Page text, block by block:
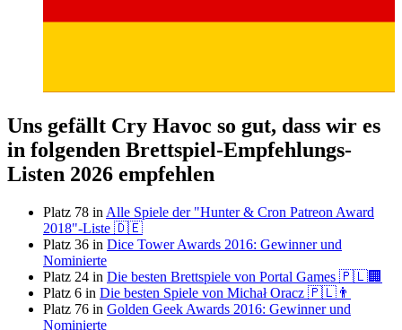
Uns gefällt Cry Havoc so gut, dass wir es
in folgenden Brettspiel-Empfehlungs-
Listen 2026 empfehlen
Platz 78 in Alle Spiele der "Hunter & Cron Patreon Award
2018"-Liste 🇩🇪
Platz 36 in Dice Tower Awards 2016: Gewinner und
Nominierte
Platz 24 in Die besten Brettspiele von Portal Games 🇵🇱🏢
Platz 6 in Die besten Spiele von Michał Oracz 🇵🇱👨
Platz 76 in Golden Geek Awards 2016: Gewinner und
Nominierte